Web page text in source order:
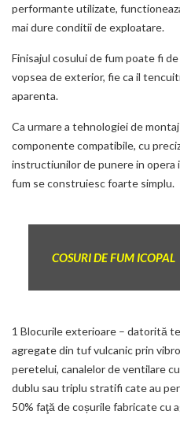
performante utilizate,
mai dure conditii de exploatare.
Finisajul cosului de fum poate fi
vopsea de exterior, fie ca il
aparenta.
Ca urmare a tehnologiei de
componente compatibile, cu
instructiunilor de punere in
fum se construiesc foarte simplu.
COSURI DE FUM ICOPAL
1 Blocurile exterioare – datorită
agregate din tuf vulcanic prin
peretelui, canalelor de ventilare
dublu sau triplu stratifi cate au
50% faţă de coșurile fabricate cu